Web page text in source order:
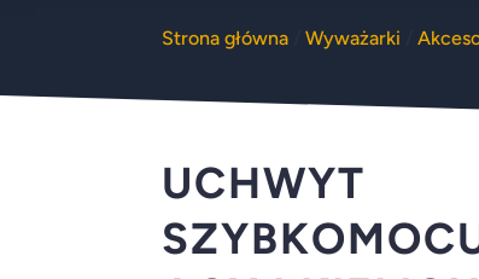
Strona główna /Wyważarki /
UCHWYT